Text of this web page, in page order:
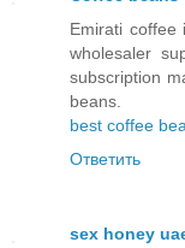
Emirati
wholesaler
subscription
beans.
best coffee
Ответить
sex honey